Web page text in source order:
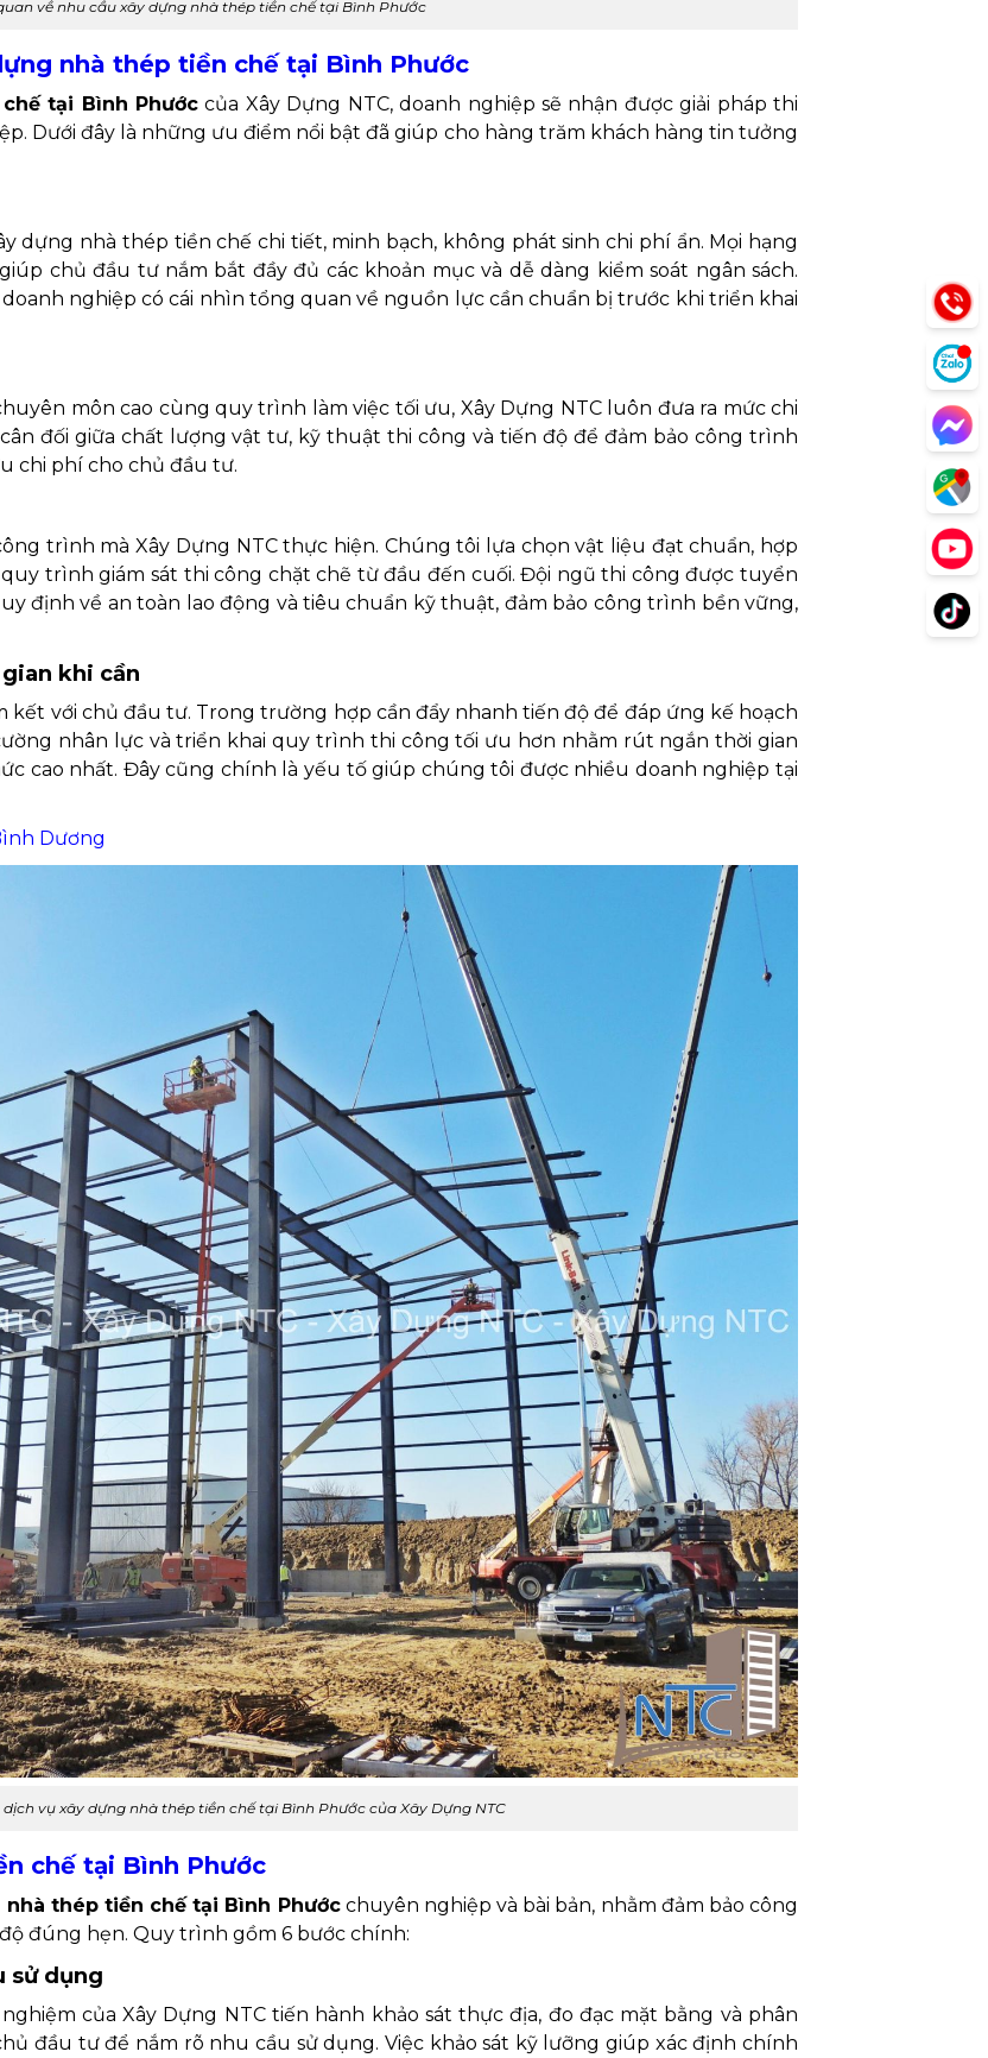
về nhu cầu xây dựng nhà thép tiền chế tại Bình Phước
nhà thép tiền chế tại Bình Phước
tại Bình Phước của Xây Dựng NTC, doanh nghiệp sẽ nhận được giải pháp thi
Dưới đây là những ưu điểm nổi bật đã giúp cho hàng trăm khách hàng tin tưởng
dựng nhà thép tiền chế chi tiết, minh bạch, không phát sinh chi phí ẩn. Mọi hạng
chủ đầu tư nắm bắt đầy đủ các khoản mục và dễ dàng kiểm soát ngân sách.
nghiệp có cái nhìn tổng quan về nguồn lực cần chuẩn bị trước khi triển khai
môn cao cùng quy trình làm việc tối ưu, Xây Dựng NTC luôn đưa ra mức chi
đối giữa chất lượng vật tư, kỹ thuật thi công và tiến độ để đảm bảo công trình
chi phí cho chủ đầu tư.
trình mà Xây Dựng NTC thực hiện. Chúng tôi lựa chọn vật liệu đạt chuẩn, hợp
trình giám sát thi công chặt chẽ từ đầu đến cuối. Đội ngũ thi công được tuyển
định về an toàn lao động và tiêu chuẩn kỹ thuật, đảm bảo công trình bền vững,
khi cần
kết với chủ đầu tư. Trong trường hợp cần đẩy nhanh tiến độ để đáp ứng kế hoạch
nhân lực và triển khai quy trình thi công tối ưu hơn nhằm rút ngắn thời gian
cao nhất. Đây cũng chính là yếu tố giúp chúng tôi được nhiều doanh nghiệp tại
Dương
vụ xây dựng nhà thép tiền chế tại Bình Phước của Xây Dựng NTC
chế tại Bình Phước
thép tiền chế tại Bình Phướcchuyên nghiệp và bài bản, nhằm đảm bảo công
đúng hẹn. Quy trình gồm 6 bước chính:
sử dụng
của Xây Dựng NTC tiến hành khảo sát thực địa, đo đạc mặt bằng và phân
đầu tư để nắm rõ nhu cầu sử dụng. Việc khảo sát kỹ lưỡng giúp xác định chính